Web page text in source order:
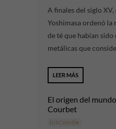
A finales del siglo XV,
Yoshimasa ordenó la
de té que habían
metálicas que
LEER MÁS
El origen del
Courbet
DISCUSIÓN